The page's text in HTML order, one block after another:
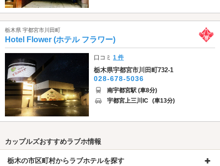
栃木県 宇都宮市川田町
Hotel Flower (ホテル フラワー)
口コミ1 件
栃木県宇都宮市川田町732-1
028-678-5036
南宇都宮駅 (車8分)
宇都宮上三川IC (車13分)
カップルズおすすめラブホ情報
栃木の市区町村からラブホテルを探す